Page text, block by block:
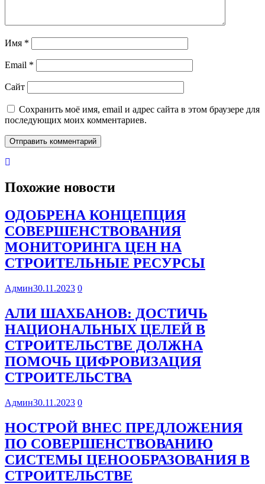
Имя *
Email *
Сайт
Сохранить моё имя, email и адрес сайта в этом браузере для
последующих моих комментариев.
Похожие новости
ОДОБРЕНА КОНЦЕПЦИЯ
СОВЕРШЕНСТВОВАНИЯ
МОНИТОРИНГА ЦЕН НА
СТРОИТЕЛЬНЫЕ РЕСУРСЫ
Админ30.11.2023 0
АЛИ ШАХБАНОВ: ДОСТИЧЬ
НАЦИОНАЛЬНЫХ ЦЕЛЕЙ В
СТРОИТЕЛЬСТВЕ ДОЛЖНА
ПОМОЧЬ ЦИФРОВИЗАЦИЯ
СТРОИТЕЛЬСТВА
Админ30.11.2023 0
НОСТРОЙ ВНЕС ПРЕДЛОЖЕНИЯ
ПО СОВЕРШЕНСТВОВАНИЮ
СИСТЕМЫ ЦЕНООБРАЗОВАНИЯ В
СТРОИТЕЛЬСТВЕ